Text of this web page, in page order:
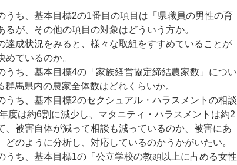
うち、基本目標2の1番目の項目は「県職員の男性の育
が、その他の項目の対象はどういう方か。
達成状況をみると、様々な取組をすすめていることが
ているのか。
ち、基本目標4の「家族経営協定締結農家数」につい
馬県内の農家全体数はどれくらいか。
ち、基本目標2のセクシュアル・ハラスメントの相談
度は約6割に減少し、マタニティ・ハラスメントは約2
被害自体が減って相談も減っているのか、被害にあ
のように分析し、対応しているのかうかがいたい。
ち、基本目標1の「公立学校の教頭以上に占める女性